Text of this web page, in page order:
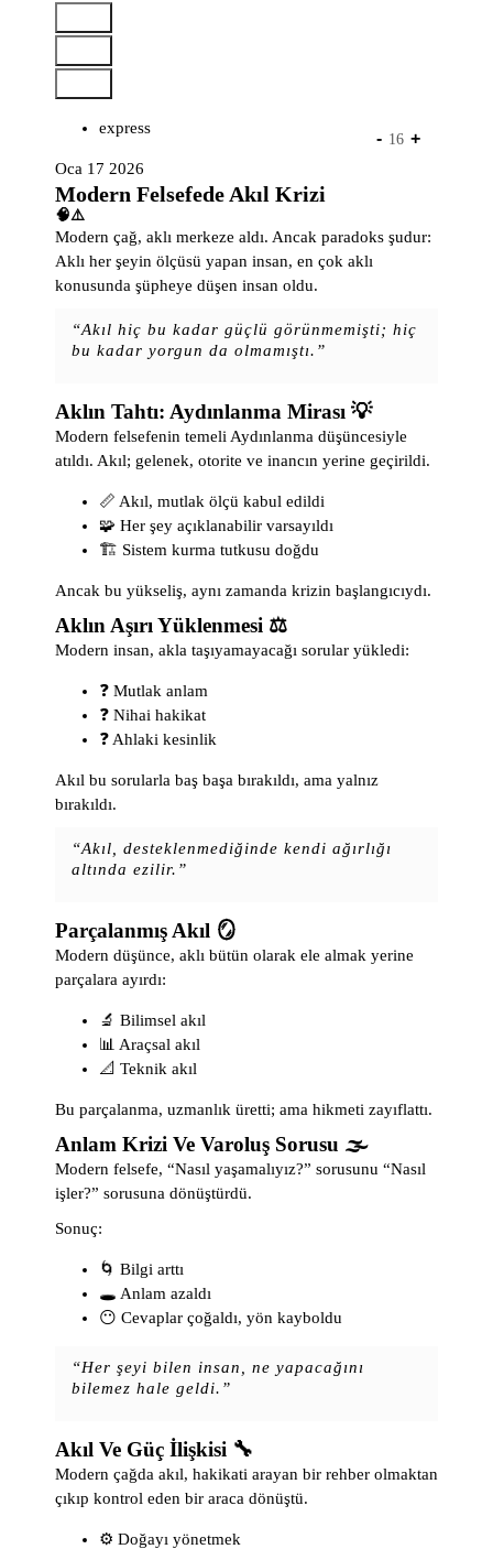
express
Oca 17 2026
Modern Felsefede Akıl Krizi
🧠⚠️
Modern çağ, aklı merkeze aldı. Ancak paradoks şudur:
Aklı her şeyin ölçüsü yapan insan, en çok aklı
konusunda şüpheye düşen insan oldu.
“Akıl hiç bu kadar güçlü görünmemişti; hiç
bu kadar yorgun da olmamıştı.”
Aklın Tahtı: Aydınlanma Mirası 💡
Modern felsefenin temeli Aydınlanma düşüncesiyle
atıldı. Akıl; gelenek, otorite ve inancın yerine geçirildi.
📏 Akıl, mutlak ölçü kabul edildi
🧩 Her şey açıklanabilir varsayıldı
🏗️ Sistem kurma tutkusu doğdu
Ancak bu yükseliş, aynı zamanda krizin başlangıcıydı.
Aklın Aşırı Yüklenmesi ⚖️
Modern insan, akla taşıyamayacağı sorular yükledi:
❓ Mutlak anlam
❓ Nihai hakikat
❓ Ahlaki kesinlik
Akıl bu sorularla baş başa bırakıldı, ama yalnız
bırakıldı.
“Akıl, desteklenmediğinde kendi ağırlığı
altında ezilir.”
Parçalanmış Akıl 🪞
Modern düşünce, aklı bütün olarak ele almak yerine
parçalara ayırdı:
🔬 Bilimsel akıl
📊 Araçsal akıl
📐 Teknik akıl
Bu parçalanma, uzmanlık üretti; ama hikmeti zayıflattı.
Anlam Krizi Ve Varoluş Sorusu 🌫️
Modern felsefe, “Nasıl yaşamalıyız?” sorusunu “Nasıl
işler?” sorusuna dönüştürdü.
Sonuç:
🌀 Bilgi arttı
🕳️ Anlam azaldı
😶 Cevaplar çoğaldı, yön kayboldu
“Her şeyi bilen insan, ne yapacağını
bilemez hale geldi.”
Akıl Ve Güç İlişkisi 🔧
Modern çağda akıl, hakikati arayan bir rehber olmaktan
çıkıp kontrol eden bir araca dönüştü.
⚙️ Doğayı yönetmek
- 16 +